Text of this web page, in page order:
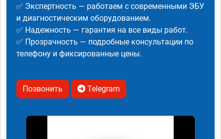
✅ Экспертность — работаем с современными ЭБУ
и диагностическим оборудованием.
✅ Надежность — гарантия на все виды работ.
✅ Прозрачность — подробные консультации по
телефону и фиксированные цены.
Позвонить Telegram